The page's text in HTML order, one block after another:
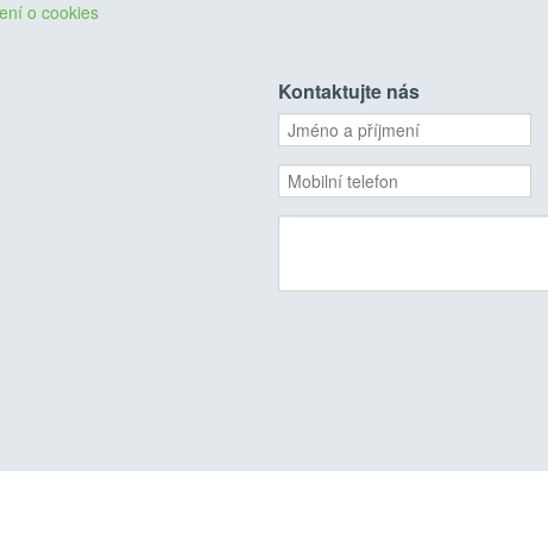
o cookies
Kontaktujte nás